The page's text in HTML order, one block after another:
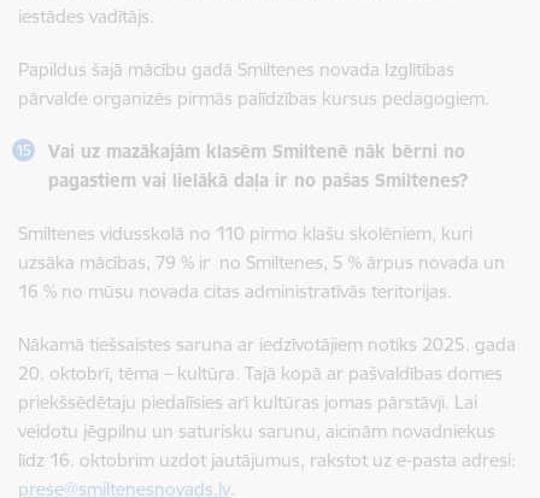
iestādes vadītājs.
Papildus šajā mācību gadā Smiltenes novada Izglītības
pārvalde organizēs pirmās palīdzības kursus pedagogiem.
Vai uz mazākajām klasēm Smiltenē nāk bērni no
pagastiem vai lielākā daļa ir no pašas Smiltenes?
Smiltenes vidusskolā no 110 pirmo klašu skolēniem, kuri
uzsāka mācības, 79 % ir no Smiltenes, 5 % ārpus novada un
16 % no mūsu novada citas administratīvās teritorijas.
Nākamā tiešsaistes saruna ar iedzīvotājiem notiks 2025. gada
20. oktobrī, tēma – kultūra. Tajā kopā ar pašvaldības domes
priekšsēdētaju piedalīsies arī kultūras jomas pārstāvji. Lai
veidotu jēgpilnu un saturisku sarunu, aicinām novadniekus
līdz 16. oktobrim uzdot jautājumus, rakstot uz e-pasta adresi:
prese@smiltenesnovads.lv.